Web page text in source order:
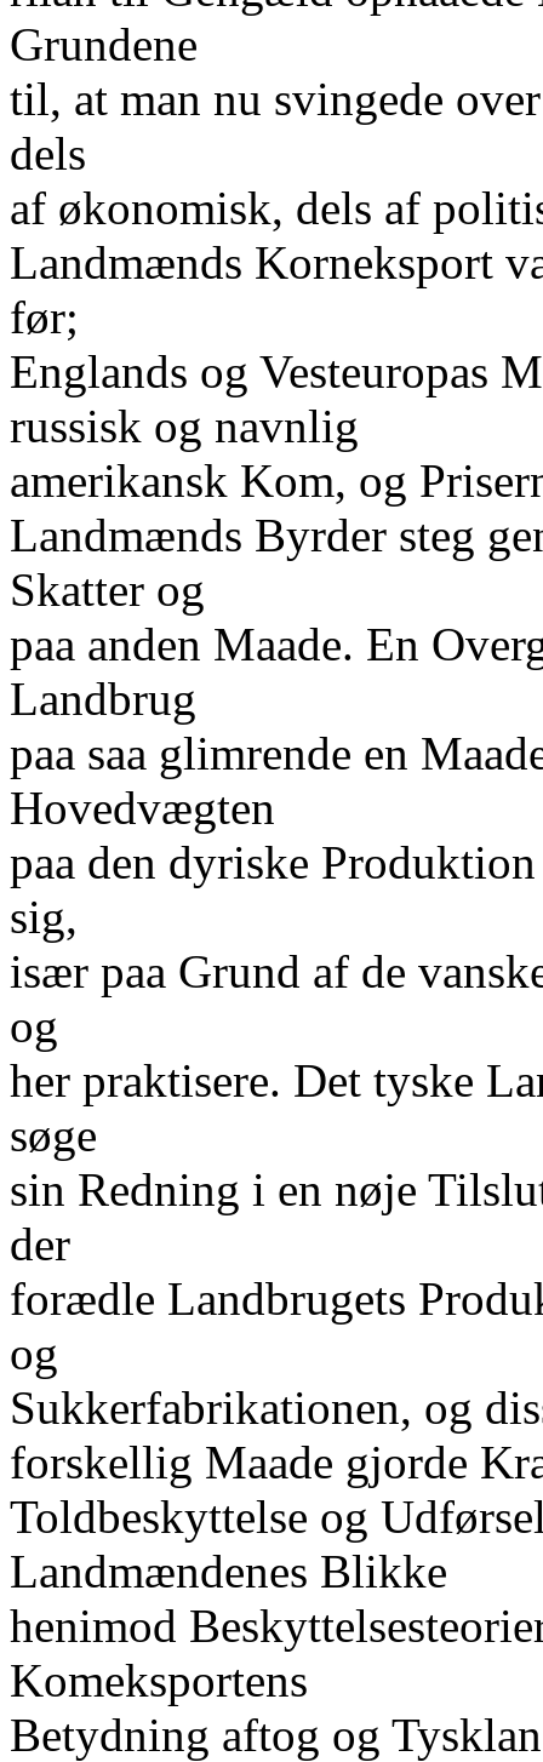
Grundene
til, at man nu svingede
dels
af økonomisk, dels af
Landmænds Korneksport
før;
Englands og Vesteuropas
russisk og navnlig
amerikansk Kom, og
Landmænds Byrder steg
Skatter og
paa anden Maade. En
Landbrug
paa saa glimrende en
Hovedvægten
paa den dyriske
sig,
især paa Grund af de
og
her praktisere. Det tyske
søge
sin Redning i en nøje
der
forædle Landbrugets
og
Sukkerfabrikationen, og
forskellig Maade gjorde
Toldbeskyttelse og
Landmændenes Blikke
henimod
Komeksportens
Betydning aftog og